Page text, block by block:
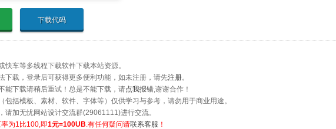
下载代码
车等多线程下载软件下载本站资源。
下载，登录后可获得更多便利功能，如未注册，请先注册。
能下载请稍后重试！总是不能下载，请点我报错,谢谢合作！
包括模板、素材、软件、字体等）仅供学习与参考，请勿用于商业用途。
请加无忧网站设计交流群(29061111)进行交流。
为1比100,即1元=100UB.有任何疑问请联系客服 ！